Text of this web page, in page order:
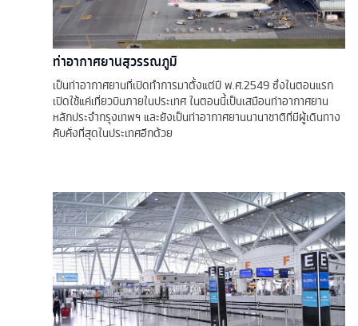
ท่าอากาศยานสุวรรณภูมิ
เป็นท่าอากาศยานที่เปิดทำการมาตั้งแต่ปี พ.ศ.2549 ซึ่งในตอนแรก
เปิดใช้แค่เที่ยวบินภายในประเทศ ในตอนนี้เป็นเสมือนท่าอากาศยาน
หลักประจำกรุงเทพฯ และยังเป็นท่าอากาศยานนานาชาติที่มีผู้เดินทาง
คับคั่งที่สุดในประเทศอีกด้วย